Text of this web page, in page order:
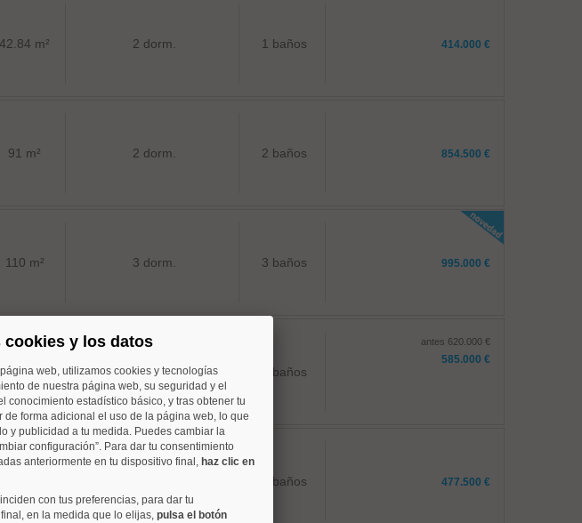
42.84 m² 2 dorm. 1 baños 414.000 €
91 m² 2 dorm. 2 baños 854.500 €
110 m² 3 dorm. 3 baños 995.000 €
97 m² 3 dorm. 2 baños
antes 620.000 €
585.000 €
1 baños 477.500 €
cookies y los datos
web, utilizamos cookies y tecnologías
de nuestra página web, su seguridad y el
conocimiento estadístico básico, y tras obtener tu
forma adicional el uso de la página web, lo que
y publicidad a tu medida. Puedes cambiar la
configuración”. Para dar tu consentimiento
anteriormente en tu dispositivo final, haz clic en
con tus preferencias, para dar tu
en la medida que lo elijas, pulsa el botón